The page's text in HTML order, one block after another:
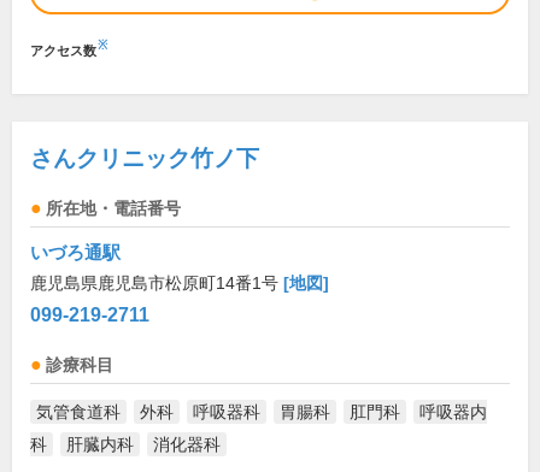
アクセス数※
さんクリニック竹ノ下
所在地・電話番号
いづろ通駅
鹿児島県鹿児島市松原町14番1号 [地図]
099-219-2711
診療科目
気管食道科 外科 呼吸器科 胃腸科 肛門科
呼吸器内
科
肝臓内科 消化器科